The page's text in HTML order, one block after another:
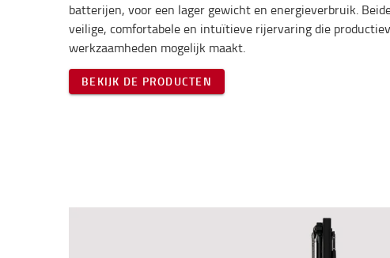
batterijen, voor een lager gewicht en energieverbruik.
veilige, comfortabele en intuïtieve rijervaring die
werkzaamheden mogelijk maakt.
BEKIJK DE PRODUCTEN